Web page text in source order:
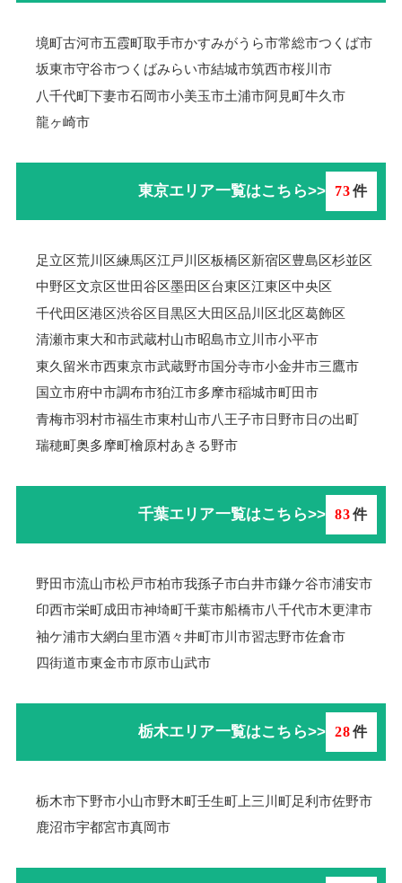
境町古河市五霞町取手市かすみがうら市常総市つくば市
坂東市守谷市つくばみらい市結城市筑西市桜川市
八千代町下妻市石岡市小美玉市土浦市阿見町牛久市
龍ヶ崎市
東京エリア一覧はこちら>> 73件
足立区荒川区練馬区江戸川区板橋区新宿区豊島区杉並区
中野区文京区世田谷区墨田区台東区江東区中央区
千代田区港区渋谷区目黒区大田区品川区北区葛飾区
清瀬市東大和市武蔵村山市昭島市立川市小平市
東久留米市西東京市武蔵野市国分寺市小金井市三鷹市
国立市府中市調布市狛江市多摩市稲城市町田市
青梅市羽村市福生市東村山市八王子市日野市日の出町
瑞穂町奥多摩町檜原村あきる野市
千葉エリア一覧はこちら>> 83件
野田市流山市松戸市柏市我孫子市白井市鎌ケ谷市浦安市
印西市栄町成田市神埼町千葉市船橋市八千代市木更津市
袖ケ浦市大網白里市酒々井町市川市習志野市佐倉市
四街道市東金市市原市山武市
栃木エリア一覧はこちら>> 28件
栃木市下野市小山市野木町壬生町 上三川町足利市佐野市
鹿沼市宇都宮市真岡市